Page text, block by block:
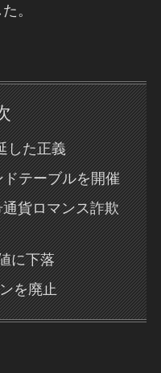
。
した正義
テーブルを開催
貨ロマンス詐欺
に下落
を廃止